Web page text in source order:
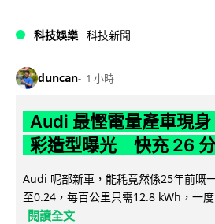
科技娛樂 科技新聞
duncan 1 小時
Audi 最慳電量產車現
彩造型曝光 快充 26
Audi 呢部新車，能耗竟然係25年前嘅
至0.24，每百公里只需12.8 kWh，一
閱讀全文